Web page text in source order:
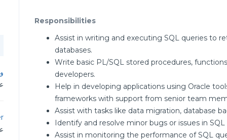
Responsibilities
Assist in writing and executing SQL queries to
databases.
Write basic PL/SQL stored procedures,
developers.
Help in developing applications using Oracle
frameworks with support from senior team
Assist with tasks like data migration, database
Identify and resolve minor bugs or issues in
Assist in monitoring the performance of SQL